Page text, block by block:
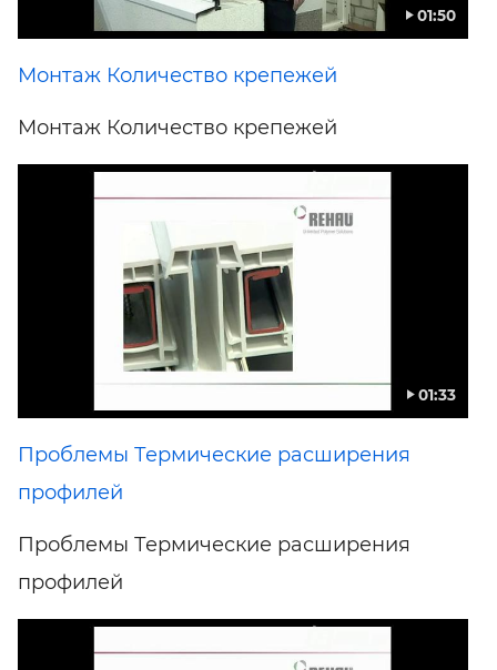
01:50
Монтаж Количество крепежей
Монтаж Количество крепежей
01:33
Проблемы Термические расширения
профилей
Проблемы Термические расширения
профилей